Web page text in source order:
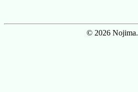
© 2026 Nojima.